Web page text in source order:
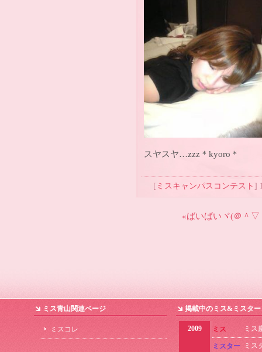
スヤスヤ…zzz＊kyoro＊
[ ミスキャンパスコンテスト]
«ばいばいヾ(＠＾▽
ミス青山関連ページ
ミスコレ
掲載中のミス&ミスタ
2009 ミス ミス
ミスター ミス